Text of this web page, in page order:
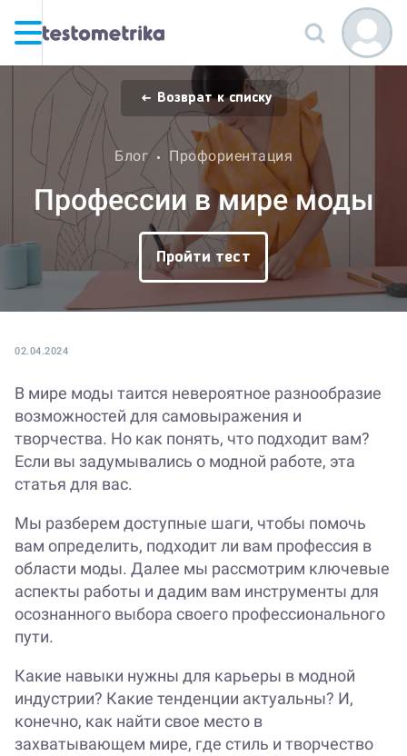
Возврат к списку
Блог Профориентация
Профессии в мире моды
Пройти тест
02.04.2024
В мире моды таится невероятное разнообразие
возможностей для самовыражения и
творчества. Но как понять, что подходит вам?
Если вы задумывались о модной работе, эта
статья для вас.
Мы разберем доступные шаги, чтобы помочь
вам определить, подходит ли вам профессия в
области моды. Далее мы рассмотрим ключевые
аспекты работы и дадим вам инструменты для
осознанного выбора своего профессионального
пути.
Какие навыки нужны для карьеры в модной
индустрии? Какие тенденции актуальны? И,
конечно, как найти свое место в
захватывающем мире, где стиль и творчество